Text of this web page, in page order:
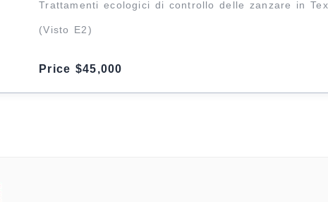
Trattamenti ecologici di controllo delle zanzare in
(Visto E2)
Price $45,000